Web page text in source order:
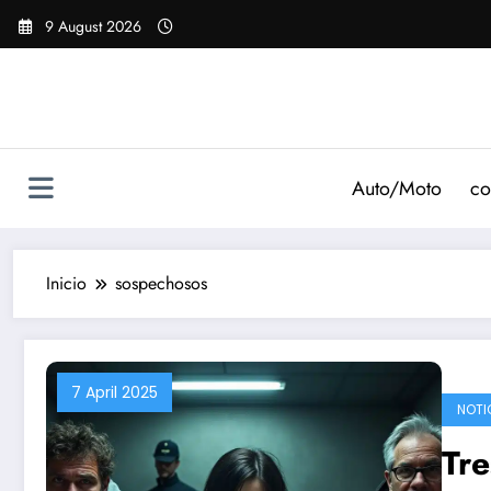
Saltar
9 August 2026
Auto/Moto
Inicio sospechosos
7 April 2025